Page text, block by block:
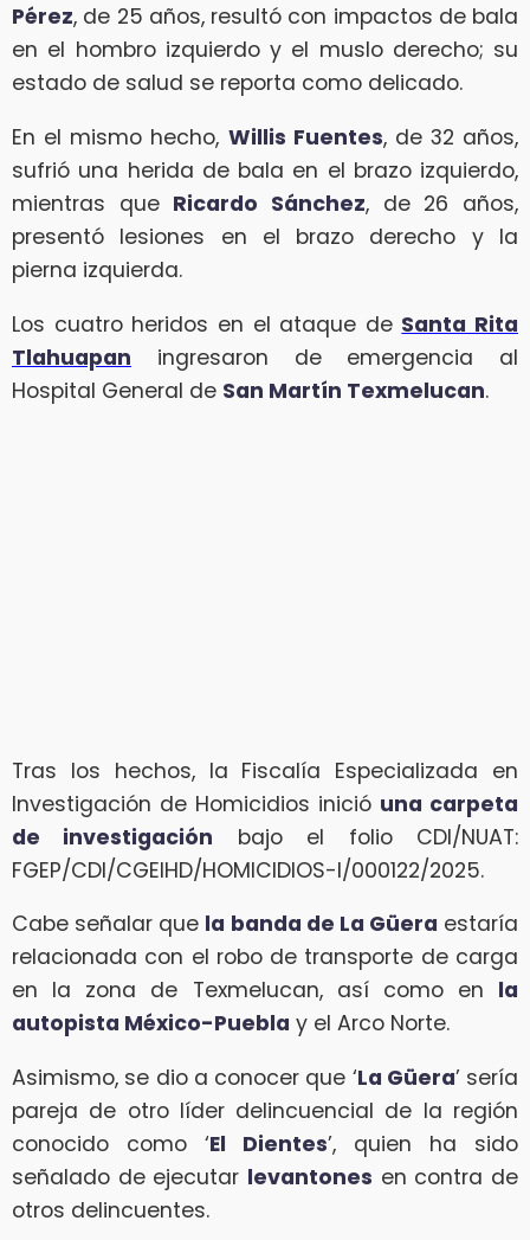
Pérez, de 25 años, resultó con impactos de bala
en el hombro izquierdo y el muslo derecho; su
estado de salud se reporta como delicado.
En el mismo hecho, Willis Fuentes, de 32 años,
sufrió una herida de bala en el brazo izquierdo,
mientras que Ricardo Sánchez, de 26 años,
presentó lesiones en el brazo derecho y la
pierna izquierda.
Los cuatro heridos en el ataque de Santa Rita
Tlahuapan ingresaron de emergencia al
Hospital General de San Martín Texmelucan.
Tras los hechos, la Fiscalía Especializada en
Investigación de Homicidios inició una carpeta
de investigación bajo el folio CDI/NUAT:
FGEP/CDI/CGEIHD/HOMICIDIOS-I/000122/2025.
Cabe señalar que la banda de La Güera estaría
relacionada con el robo de transporte de carga
en la zona de Texmelucan, así como en la
autopista México-Puebla y el Arco Norte.
Asimismo, se dio a conocer que ‘La Güera’ sería
pareja de otro líder delincuencial de la región
conocido como ‘El Dientes’, quien ha sido
señalado de ejecutar levantones en contra de
otros delincuentes.